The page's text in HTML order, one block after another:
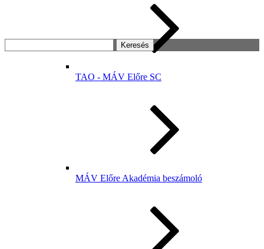
TAO - MÁV Előre SC
MÁV Előre Akadémia beszámoló